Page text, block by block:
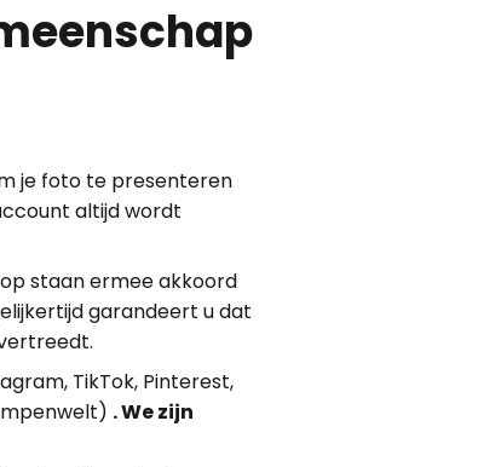
je foto te presenteren
altijd wordt
staan ermee akkoord
garandeert u dat
TikTok, Pinterest,
. We zijn